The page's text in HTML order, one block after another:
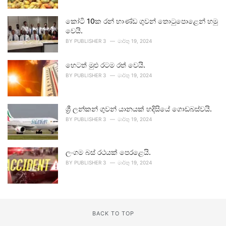
කෝටි 10ක රන් භාණ්ඩ ගුවන් තොටුපොළෙන් හමු
වෙයි.
BY PUBLISHER 3 මාර්තු 19, 2024
හෙටත් මුළු රටම රත් වෙයි.
BY PUBLISHER 3 මාර්තු 19, 2024
ශ්‍රී ලන්කන් ගුවන් යානයක් හදිසියේ ගොඩබස්වයි.
BY PUBLISHER 3 මාර්තු 19, 2024
ලංගම බස් රථයක් පෙරළෙයි.
BY PUBLISHER 3 මාර්තු 19, 2024
BACK TO TOP